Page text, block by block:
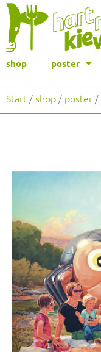
shop poster
Start /shop / poster /